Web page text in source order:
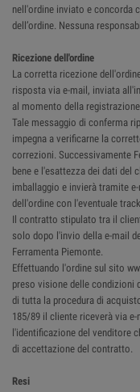
nell'ordine inviato e concorda
dell’ordine. Nessuna
Ricezione dell'ordine
La corretta ricezione
risposta via e-mail, inviata
al momento della
Tale messaggio di conferma
impegna a verificarne la
correzioni. Successivamente
bene e l'esattezza dei dati del
imballaggio e invierà tramite
dell'ordine con l'eventuale
Il contratto stipulato tra il
solo dopo l'invio della e-mail
Ferramenta Piemonte.
Effettuando l'ordine sul sito
preso visione delle condizioni
di tutta la procedura di
185/89 il cliente riceverà via
l'identificazione del venditore
di accettazione del contratto.
Resi